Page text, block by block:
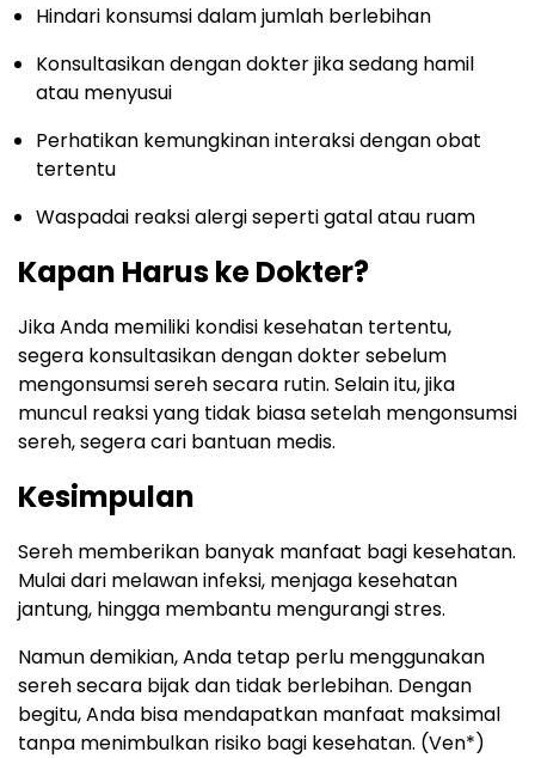
Hindari konsumsi dalam jumlah berlebihan
Konsultasikan dengan dokter jika sedang hamil
atau menyusui
Perhatikan kemungkinan interaksi dengan obat
tertentu
Waspadai reaksi alergi seperti gatal atau ruam
Kapan Harus ke Dokter?
Jika Anda memiliki kondisi kesehatan tertentu,
segera konsultasikan dengan dokter sebelum
mengonsumsi sereh secara rutin. Selain itu, jika
muncul reaksi yang tidak biasa setelah mengonsumsi
sereh, segera cari bantuan medis.
Kesimpulan
Sereh memberikan banyak manfaat bagi kesehatan.
Mulai dari melawan infeksi, menjaga kesehatan
jantung, hingga membantu mengurangi stres.
Namun demikian, Anda tetap perlu menggunakan
sereh secara bijak dan tidak berlebihan. Dengan
begitu, Anda bisa mendapatkan manfaat maksimal
tanpa menimbulkan risiko bagi kesehatan. (Ven*)